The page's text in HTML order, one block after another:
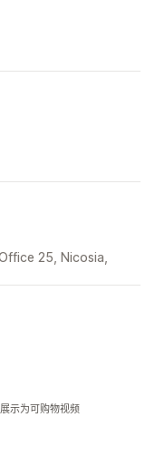
25, Nicosia,
示为可购物视频